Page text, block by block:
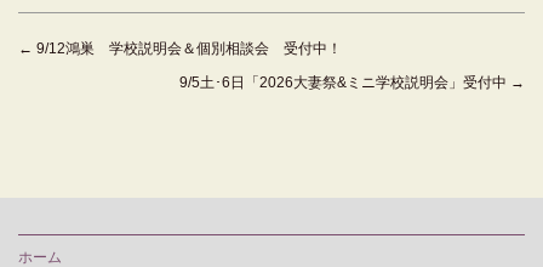
← 9/12鴻巣 学校説明会＆個別相談会 受付中！
9/5土･6日「2026大妻祭&ミニ学校説明会」受付中 →
ホーム